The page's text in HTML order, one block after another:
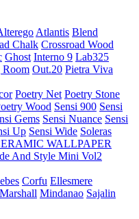
Atlantis Blend
Chalk Crossroad Wood
Ghost Interno 9 Lab325
Room Out.20 Pietra Viva
Poetry Net Poetry Stone
Wood Sensi 900 Sensi
Gems Sensi Nuance Sensi
Up Sensi Wide Soleras
WALLPAPER
And Style Mini Vol2
Corfu Ellesmere
Marshall Mindanao Sajalin